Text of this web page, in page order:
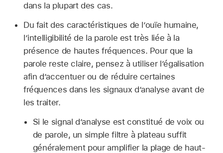
dans la plupart des cas.
Du fait des caractéristiques de l’ouïe humaine,
l’intelligibilité de la parole est très liée à la
présence de hautes fréquences. Pour que la
parole reste claire, pensez à utiliser l’égalisation
afin d’accentuer ou de réduire certaines
fréquences dans les signaux d’analyse avant de
les traiter.
Si le signal d’analyse est constitué de voix ou
de parole, un simple filtre à plateau suffit
généralement pour amplifier la plage de haut-